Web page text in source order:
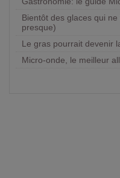
Bientôt des glaces qui
presque)
Le gras pourrait devenir
Micro-onde, le meilleur